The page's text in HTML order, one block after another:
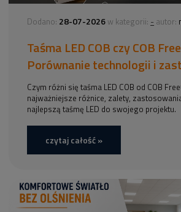
Dodano: 28-07-2026 w kategorii: - autor:
Taśma LED COB czy COB
Porównanie technologii i
Czym różni się taśma LED COB od COB
najważniejsze różnice, zalety,
najlepszą taśmę LED do swojego projektu.
czytaj całość »